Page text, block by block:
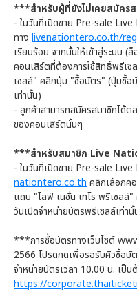
***สำหรับผู้ที่ยังไม่เคยสมัค
- ในวันที่เปิดขาย Pre-sale
ทาง livenationtero.co.th/
เรียบร้อย จากนั้นให้เข้าสู่ระบบ
คอนเสิร์ตที่ต้องการใช้สิทธิ์พรีเ
เซลล์" คลิกปุ่ม "ซื้อบัตร" (ปุ่มซื้อ
เท่านั้น)
- ลูกค้าสามารถสมัครสมาชิกได้
ของคอนเสิร์ตนั้นๆ
***สำหรับสมาชิก Live
- ในวันที่เปิดขาย Pre-sale
nationtero.co.th คลิกเลือกค
แถบ "ไลฟ์ เนชั่น เทโร พรีเซลล์
วันเปิดจำหน่ายบัตรพรีเซลล์เท่านั้
***การซื้อบัตรทางเว็บไซต์
2566 โปรดกดเพื่อรอรับคิวซื้อบั
จำหน่ายบัตรเวลา 10.00 น. เป็
https://